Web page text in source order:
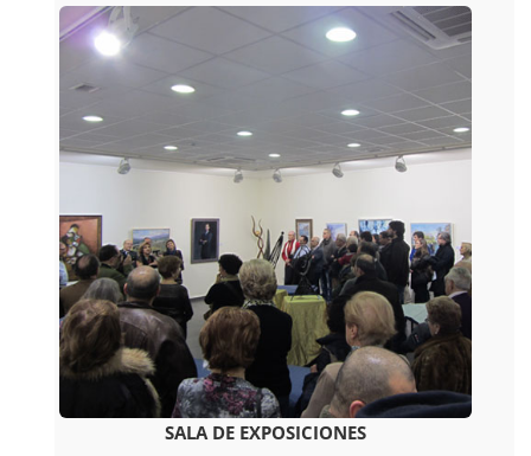
SALA DE EXPOSICIONES